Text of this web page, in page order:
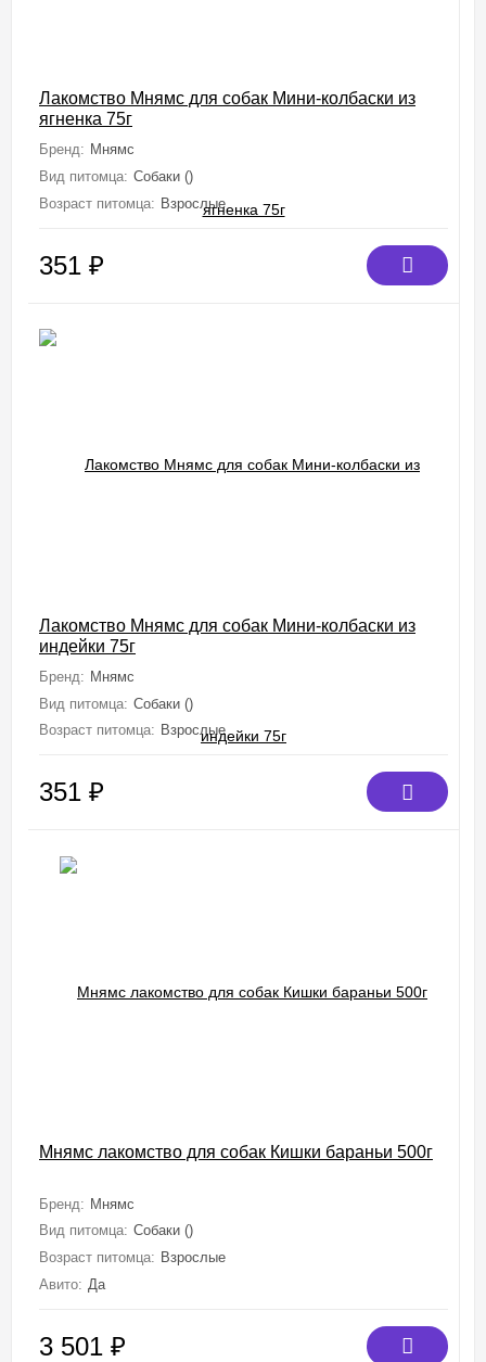
Лакомство Мнямс для собак Мини-колбаски из
ягненка 75г
Бренд: Мнямс
Вид питомца: Собаки ()
Возраст питомца: Взрослые
351 ₽
Лакомство Мнямс для собак Мини-колбаски из
индейки 75г
Бренд: Мнямс
Вид питомца: Собаки ()
Возраст питомца: Взрослые
351 ₽
Мнямс лакомство для собак Кишки бараньи 500г
Бренд: Мнямс
Вид питомца: Собаки ()
Возраст питомца: Взрослые
Авито: Да
3 501 ₽